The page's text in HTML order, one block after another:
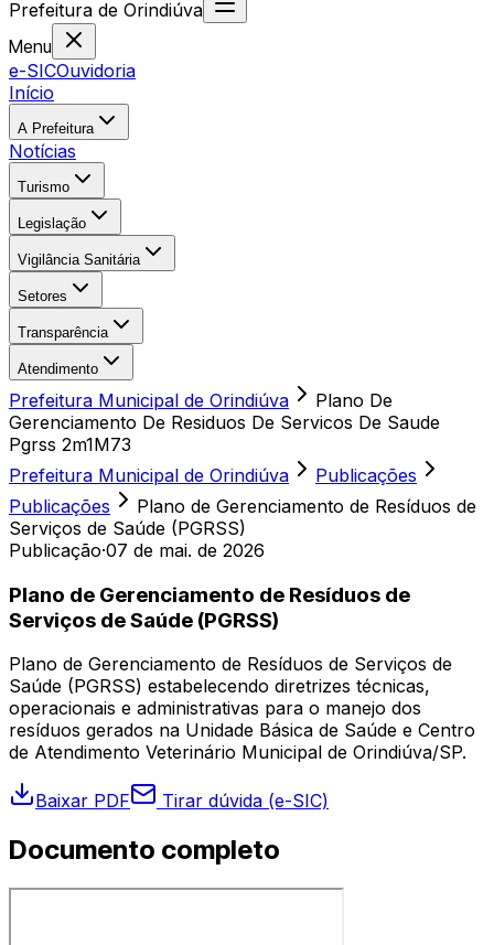
Prefeitura de Orindiúva
Menu
e-SICOuvidoria
Início
A Prefeitura
Notícias
Turismo
Legislação
Vigilância Sanitária
Setores
Transparência
Atendimento
Prefeitura Municipal de Orindiúva
Plano De
Gerenciamento De Residuos De Servicos De Saude
Pgrss 2m1M73
Prefeitura Municipal de Orindiúva
Publicações
Publicações
Plano de Gerenciamento de Resíduos de
Serviços de Saúde (PGRSS)
Publicação·07 de mai. de 2026
Plano de Gerenciamento de Resíduos de
Serviços de Saúde (PGRSS)
Plano de Gerenciamento de Resíduos de Serviços de
Saúde (PGRSS) estabelecendo diretrizes técnicas,
operacionais e administrativas para o manejo dos
resíduos gerados na Unidade Básica de Saúde e Centro
de Atendimento Veterinário Municipal de Orindiúva/SP.
Baixar PDF Tirar dúvida (e-SIC)
Documento completo